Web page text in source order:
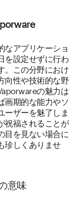
なアプリケーショ
を設定せずに行わ
。この分野におけ
向性や技術的な野
の魅力は
画期的な能力やソ
ーザーを魅了しま
祝福されることが
目を見ない場合に
珍しくありませ
意味